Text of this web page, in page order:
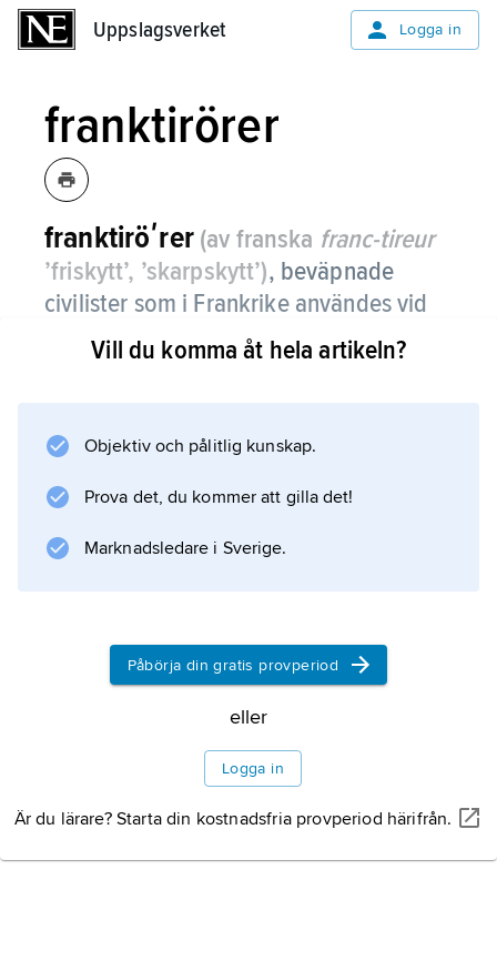
Uppslagsverket Logga in
franktirörer
franktiröʹrer (av franska franc-tireur
’fri­skytt’, ’skarpskytt’), beväpnade
civilister som i Frankrike användes vid
sidan av de reguljära trupperna, främst
under fransk–tyska kriget 1870–71.
skytteföreningar och valde sitt eget befäl.
inre ordningen av den provisoriska
revolutionära regeringen, som 1871 försökte
avväpna dem. Benämningen franktirör
”gerillakrigare”.
Information om artikeln
Vill du komma åt hela artikeln?
Objektiv och pålitlig kunskap.
Prova det, du kommer att gilla det!
Marknadsledare i Sverige.
Påbörja din gratis provperiod
eller
Logga in
Är du lärare? Starta din kostnadsfria provperiod härifrån.